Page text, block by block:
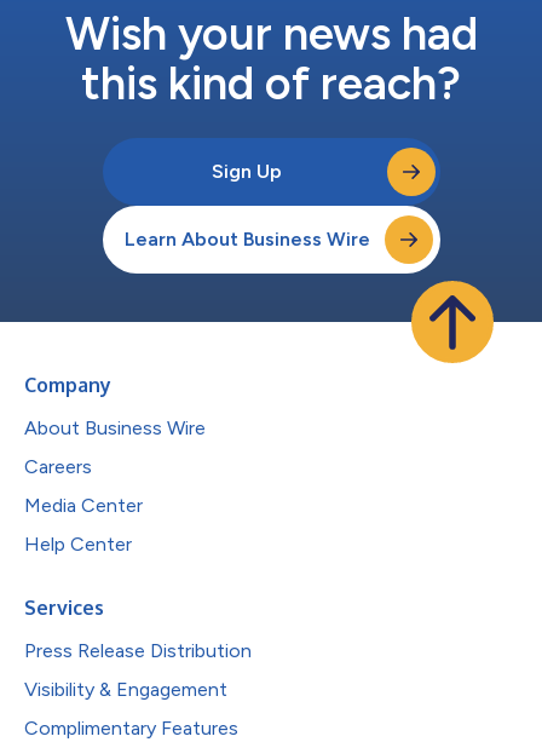
Wish your news had
this kind of reach?
Sign Up
Learn About Business Wire
Company
About Business Wire
Careers
Media Center
Help Center
Services
Press Release Distribution
Visibility & Engagement
Complimentary Features